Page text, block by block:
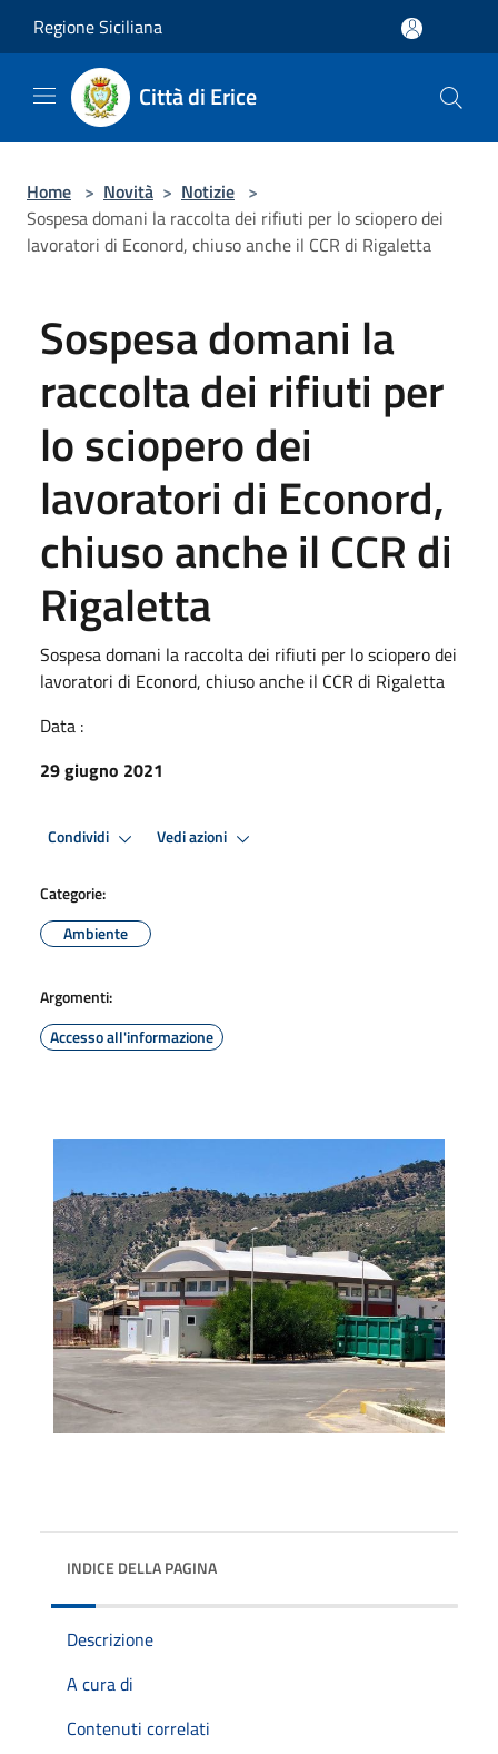
Regione Siciliana
Città di Erice
Home > Novità > Notizie >
Sospesa domani la raccolta dei rifiuti per lo sciopero dei
lavoratori di Econord, chiuso anche il CCR di Rigaletta
Sospesa domani la
raccolta dei rifiuti per
lo sciopero dei
lavoratori di Econord,
chiuso anche il CCR di
Rigaletta
Sospesa domani la raccolta dei rifiuti per lo sciopero dei
lavoratori di Econord, chiuso anche il CCR di Rigaletta
Data :
29 giugno 2021
Condividi Vedi azioni
Categorie:
Ambiente
Argomenti:
Accesso all'informazione
INDICE DELLA PAGINA
Descrizione
A cura di
Contenuti correlati